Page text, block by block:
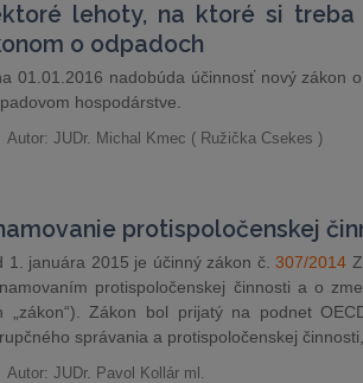
lehoty, na ktoré si
o odpadoch
01.01.2016 nadobúda účinnosť nový zákon
hospodárstve.
Autor: JUDr. Michal Kmec ( Ružička Csekes )
protispoločenskej
1. januára 2015 je účinný zákon č.307/2014
protispoločenskej činnosti a o
„zákon“). Zákon bol prijatý na podnet
správania a protispoločenskej
Autor: JUDr. Pavol Kollár ml.